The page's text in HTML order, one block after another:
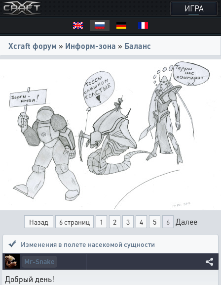
ИГРА
Xcraft форум » Информ-зона » Баланс
Назад 6 страниц 1 2 3 4 5 6 Далее
Изменения в полете насекомой сущности
Mr-Snake
Добрый день!